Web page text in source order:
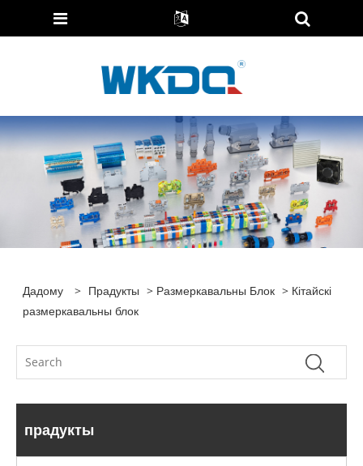
Дадому > Прадукты > Размеркавальны Блок > Кітайскі
размеркавальны блок
прадукты